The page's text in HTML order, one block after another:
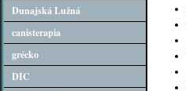
Dunajská Lužná
canisterapia
grécko
DIC